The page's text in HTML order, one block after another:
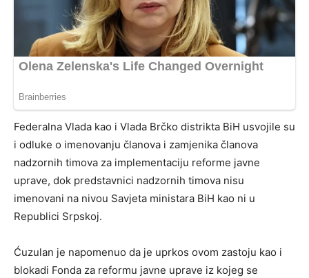
Federalna Vlada kao i Vlada Brčko distrikta BiH usvojile su
i odluke o imenovanju članova i zamjenika članova
nadzornih timova za implementaciju reforme javne
uprave, dok predstavnici nadzornih timova nisu
imenovani na nivou Savjeta ministara BiH kao ni u
Republici Srpskoj.
Ćuzulan je napomenuo da je uprkos ovom zastoju kao i
blokadi Fonda za reformu javne uprave iz kojeg se